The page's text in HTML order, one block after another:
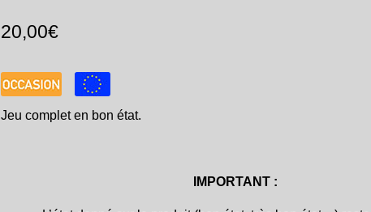
20,00€
Jeu complet en bon état.
IMPORTANT :